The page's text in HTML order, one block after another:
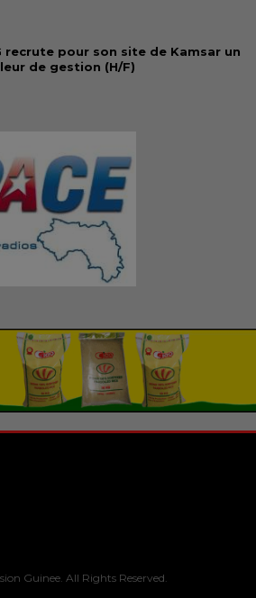
recrute pour son site de Kamsar un
de gestion (H/F)
Guinee. All Rights Reserved.